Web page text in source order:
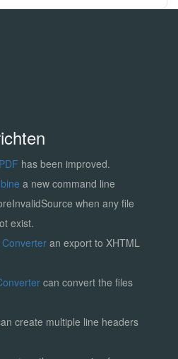
has been improved.
a new command line
when any file
exist.
an export to XHTML
can convert the files
create multiple line headers